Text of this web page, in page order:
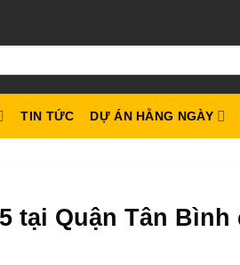
TIN TỨC DỰ ÁN HẰNG NGÀY
tại Quận Tân Bình